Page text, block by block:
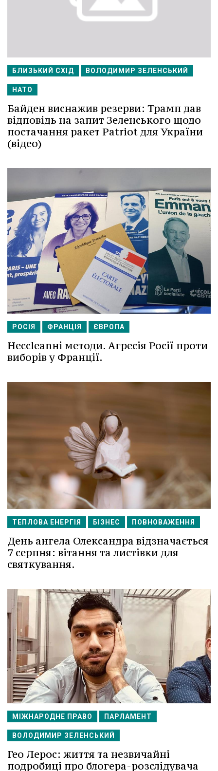
БЛИЗЬКИЙ СХІД ВОЛОДИМИР ЗЕЛЕНСЬКИЙ
НАТО
Байден виснажив резерви: Трамп дав
відповідь на запит Зеленського щодо
постачання ракет Patriot для України
(відео)
РОСІЯ ФРАНЦІЯ ЄВРОПА
Несcleanні методи. Агресія Росії проти
виборів у Франції.
ТЕПЛОВА ЕНЕРГІЯ БІЗНЕС ПОВНОВАЖЕННЯ
День ангела Олександра відзначається
7 серпня: вітання та листівки для
святкування.
МІЖНАРОДНЕ ПРАВО ПАРЛАМЕНТ
ВОЛОДИМИР ЗЕЛЕНСЬКИЙ
Гео Лерос: життя та незвичайні
подробиці про блогера-розслідувача